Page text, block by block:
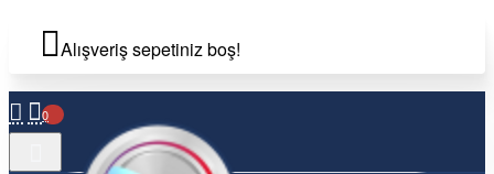
Alışveriş sepetiniz boş!
0